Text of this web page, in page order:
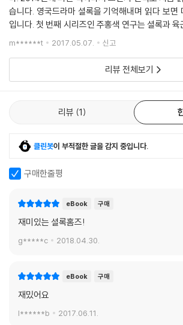
습니다. 영국드라마 셜록을 기억해내며 읽다 보면
입니다. 첫 번째 시리즈인 주홍색 연구는 셜록과 육
슨의 첫 만남을 묘사하고 있습니다. 124쪽에 페이
m******t 2017.05.07. 신고
리뷰 전체보기
리뷰 1
클린봇이 부적절한 글을 감지 중입니다.
구매한줄평
eBook 구매
재미있는 셜록홈즈!
g*****c 2018.04.30.
eBook 구매
재밌어요
l******b 2017.06.11.